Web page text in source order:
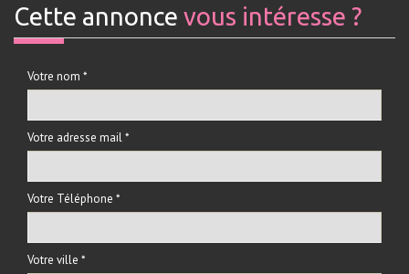
cette annonce vous intéresse ?
Votre nom *
Votre adresse mail *
Votre Téléphone *
Votre ville *